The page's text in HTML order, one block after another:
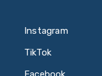
Instagram
TikTok